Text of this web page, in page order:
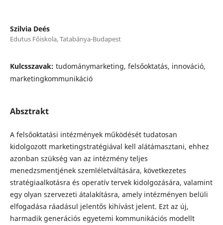
Szilvia Deés
Edutus Főiskola, Tatabánya-Budapest
Kulcsszavak: tudománymarketing, felsőoktatás, innováció,
marketingkommunikáció
Absztrakt
A felsőoktatási intézmények működését tudatosan
kidolgozott marketingstratégiával kell alátámasztani, ehhez
azonban szükség van az intézmény teljes
menedzsmentjének szemléletváltására, következetes
stratégiaalkotásra és operatív tervek kidolgozására, valamint
egy olyan szervezeti átalakításra, amely intézményen belüli
elfogadása ráadásul jelentős kihívást jelent. Ezt az új,
harmadik generációs egyetemi kommunikációs modellt